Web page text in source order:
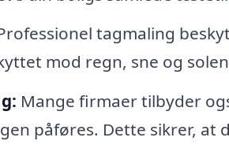
tagmaling
mod regn, sne og
Mange firmaer tilbyder
påføres. Dette sikrer, at